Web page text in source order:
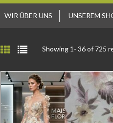
WIR ÜBER UNS UNSEREM
Showing 1- 36of 725